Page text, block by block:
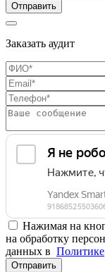
Отправить
Заказать аудит
Нажимая на
на обработку
данных в Политике
Отправить